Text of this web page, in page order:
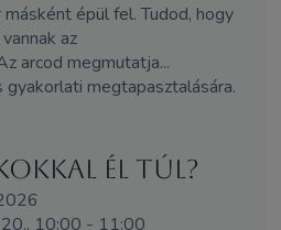
épül fel. Tudod, hogy
az
arcod megmutatja...
megtapasztalására.
él túl?
10:00 - 11:00